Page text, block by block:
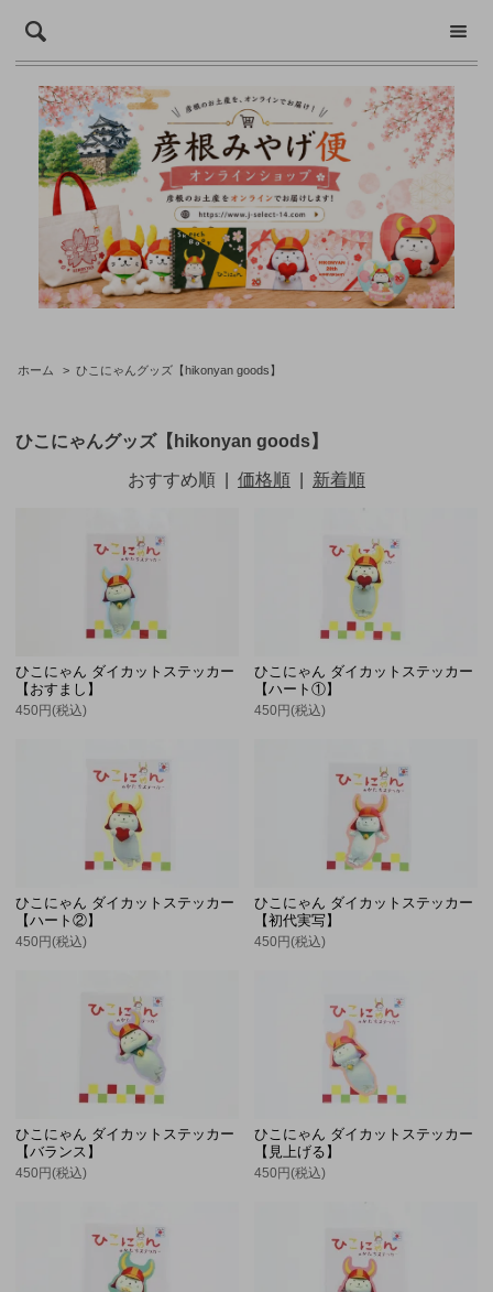
ホーム > ひこにゃんグッズ【hikonyan goods】
ひこにゃんグッズ【hikonyan goods】
おすすめ順 価格順 新着順
ひこにゃん ダイカットステッカー
【おすまし】
450円(税込)
ひこにゃん ダイカットステッカー
【ハート①】
450円(税込)
ひこにゃん ダイカットステッカー
【ハート②】
450円(税込)
ひこにゃん ダイカットステッカー
【初代実写】
450円(税込)
ひこにゃん ダイカットステッカー
【バランス】
450円(税込)
ひこにゃん ダイカットステッカー
【見上げる】
450円(税込)